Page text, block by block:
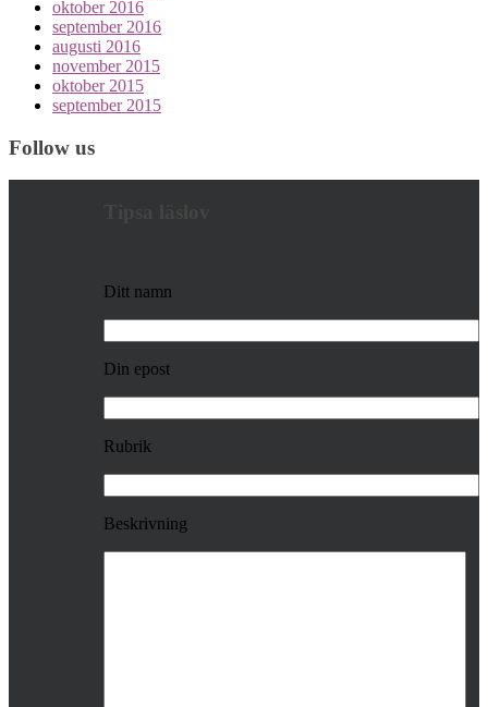
oktober 2016
september 2016
augusti 2016
november 2015
oktober 2015
september 2015
Follow us
Ditt namn
Din epost
Rubrik
Beskrivning